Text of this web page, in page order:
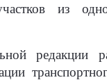
из
редакции